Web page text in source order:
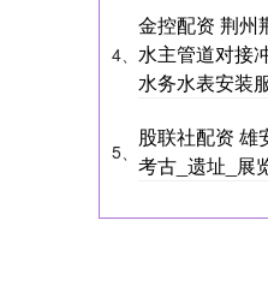
4、
金控配资 荆州
水主管道对接
水务水表安装
5、
股联社配资 雄
考古_遗址_展